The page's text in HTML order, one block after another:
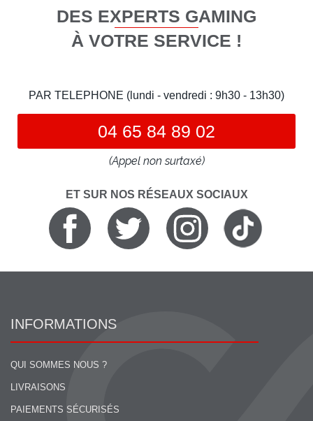
DES EXPERTS GAMING
À VOTRE SERVICE !
PAR TELEPHONE (lundi - vendredi : 9h30 - 13h30)
04 65 84 89 02
(Appel non surtaxé)
ET SUR NOS RÉSEAUX SOCIAUX
INFORMATIONS
QUI SOMMES NOUS ?
LIVRAISONS
PAIEMENTS SÉCURISÉS